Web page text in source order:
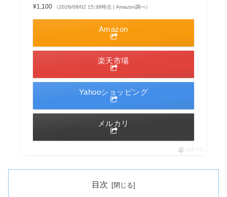
¥1,100
（2026/08/02 15:38時点 | Amazon調べ）
Amazon
楽天市場
Yahooショッピング
メルカリ
ポチップ
目次